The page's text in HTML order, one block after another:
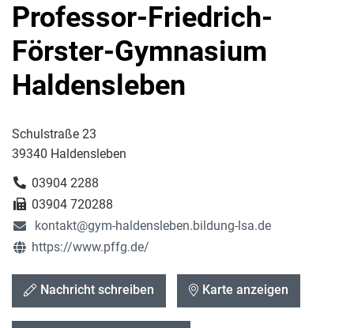
Professor-Friedrich-
Förster-Gymnasium
Haldensleben
Schulstraße 23
39340 Haldensleben
03904 2288
03904 720288
kontakt@gym-haldensleben.bildung-lsa.de
https://www.pffg.de/
Nachricht schreiben Karte anzeigen